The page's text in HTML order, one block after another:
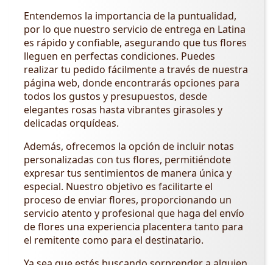
Entendemos la importancia de la puntualidad,
por lo que nuestro servicio de entrega en Latina
es rápido y confiable, asegurando que tus flores
lleguen en perfectas condiciones. Puedes
realizar tu pedido fácilmente a través de nuestra
página web, donde encontrarás opciones para
todos los gustos y presupuestos, desde
elegantes rosas hasta vibrantes girasoles y
delicadas orquídeas.
Además, ofrecemos la opción de incluir notas
personalizadas con tus flores, permitiéndote
expresar tus sentimientos de manera única y
especial. Nuestro objetivo es facilitarte el
proceso de enviar flores, proporcionando un
servicio atento y profesional que haga del envío
de flores una experiencia placentera tanto para
el remitente como para el destinatario.